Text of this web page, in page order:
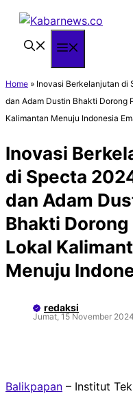
Langsung
Home » Inovasi Berkelanjutan di
dan Adam Dustin Bhakti Dorong
Kalimantan Menuju Indonesia
Inovasi
di Specta
dan Adam
Bhakti
Lokal
Menuju
redaksi
Jumat, 15 November 2024
Balikpapan – Institut